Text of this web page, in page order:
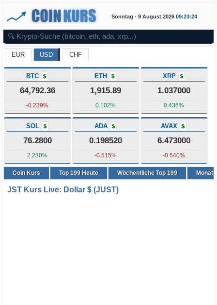
Sonntag - 9 August 2026 09:23:24
EUR USD CHF
BTC $
64,792.36
-0.239%
ETH $
1,915.89
0.102%
XRP $
1.037000
0.436%
SOL $
76.2800
2.230%
ADA $
0.198520
-0.515%
AVAX $
6.473000
-0.540%
Coin Kurs Top199Heute Wöchentliche Top 199
JST Kurs Live: Dollar $ (JUST)